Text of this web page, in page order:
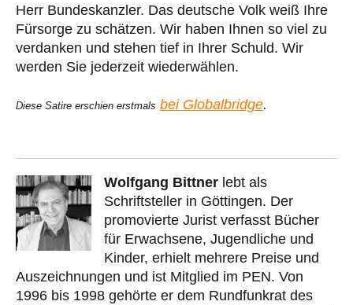
Herr Bundeskanzler. Das deutsche Volk weiß Ihre
Fürsorge zu schätzen. Wir haben Ihnen so viel zu
verdanken und stehen tief in Ihrer Schuld. Wir
werden Sie jederzeit wiederwählen.
Diese Satire erschien erstmals bei Globalbridge.
Wolfgang Bittner lebt als
Schriftsteller in Göttingen. Der
promovierte Jurist verfasst Bücher
für Erwachsene, Jugendliche und
Kinder, erhielt mehrere Preise und
Auszeichnungen und ist Mitglied im PEN. Von
1996 bis 1998 gehörte er dem Rundfunkrat des